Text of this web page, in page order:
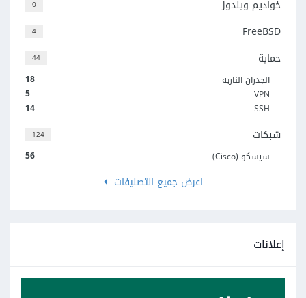
0 خواديم ويندوز
4 FreeBSD
44 حماية
18
الجدران النارية
5
VPN
14
SSH
124 شبكات
56 سيسكو (Cisco)
اعرض جميع التصنيفات
إعلانات